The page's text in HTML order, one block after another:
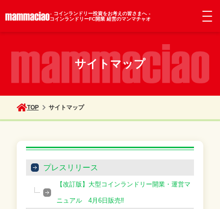
コインランドリー投資をお考えの皆さまへ
コインランドリーFC開業 経営のマンマチャオ
サイトマップ
TOP サイトマップ
プレスリリース
【改訂版】大型コインランドリー開業・運営マ
ニュアル 4月6日販売‼